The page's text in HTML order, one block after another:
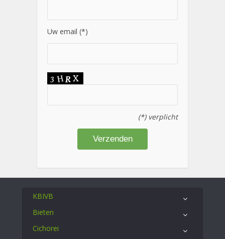
Uw email (*)
(*) verplicht
KBIVB
Bieten
Cichorei